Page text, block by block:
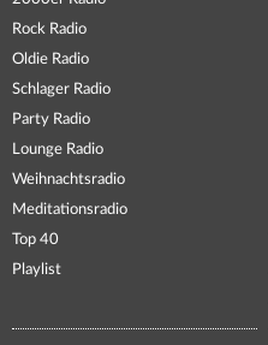
Rock Radio
Oldie Radio
Schlager Radio
Party Radio
Lounge Radio
Weihnachtsradio
Meditationsradio
Top 40
Playlist